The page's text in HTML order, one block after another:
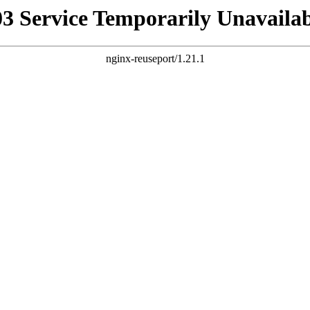
Service Temporarily
nginx-reuseport/1.21.1